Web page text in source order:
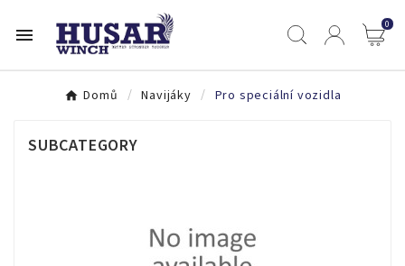
 0
Domů Navijáky Pro speciální vozidla
SUBCATEGORY